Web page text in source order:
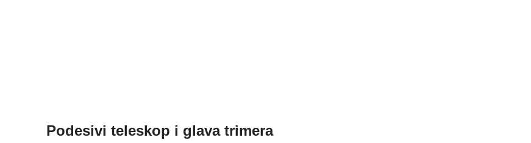
Podesivi teleskop i glava trimera